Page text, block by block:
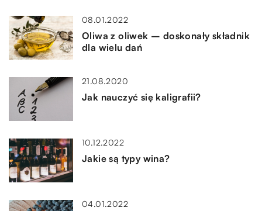
08.01.2022
Oliwa z oliwek – doskonały składnik
dla wielu dań
21.08.2020
Jak nauczyć się kaligrafii?
10.12.2022
Jakie są typy wina?
04.01.2022